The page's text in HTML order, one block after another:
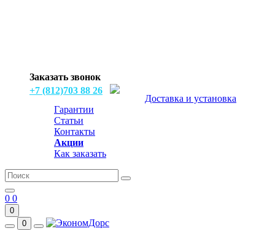
Заказать звонок
+7 (812)703 88 26
Доставка и установка
Гарантии
Статьи
Контакты
Акции
Как заказать
0 0
0
0